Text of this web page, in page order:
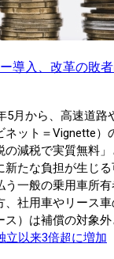
導入、改革の敗者
5月から、高速道路
ネット＝Vignette）
の減税で実質無料
新たな負担が生じ
う一般の乗用車所
、社用車やリース
）は補償の対象外